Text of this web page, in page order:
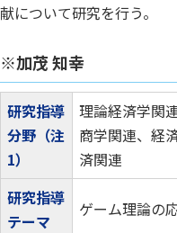
献について研究を行う。
※加茂 知幸
研究指導
分野（注
1）
理論経済学関
商学関連、経
済関連
研究指導
テーマ
ゲーム理論の